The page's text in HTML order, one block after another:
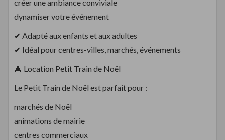
créer une ambiance conviviale
dynamiser votre événement
✔ Adapté aux enfants et aux adultes
✔ Idéal pour centres-villes, marchés, événements
🎄 Location Petit Train de Noël
Le Petit Train de Noël est parfait pour :
marchés de Noël
animations de mairie
centres commerciaux